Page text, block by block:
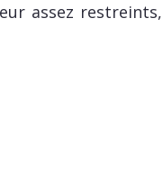
assez restreints,